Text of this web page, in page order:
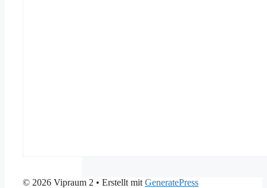
© 2026 Vipraum 2 • Erstellt mit GeneratePress